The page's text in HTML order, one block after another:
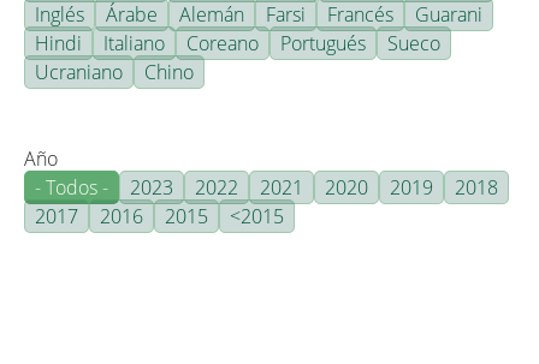
Inglés
Árabe Alemán Farsi Francés
Guarani
Hindi
Italiano Coreano Portugués
Sueco
Ucraniano
Chino
Año
- Todos -
2023 2022 2021 2020 2019
2018
2017
2016 2015 <2015